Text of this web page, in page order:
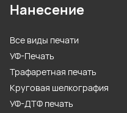
Нанесение
Все виды печати
УФ-Печать
Трафаретная печать
Круговая шелкография
УФ-ДТФ печать